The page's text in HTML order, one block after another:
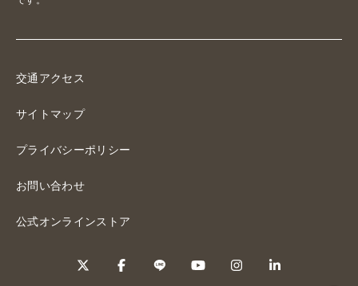
交通アクセス
サイトマップ
プライバシーポリシー
お問い合わせ
公式オンラインストア